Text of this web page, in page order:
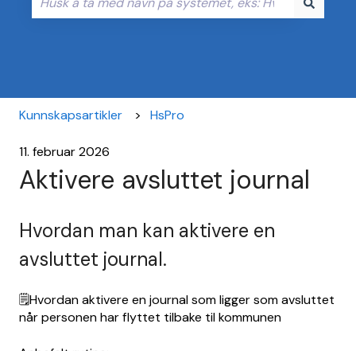
Kunnskapsartikler HsPro
11. februar 2026
Aktivere avsluttet journal
Hvordan man kan aktivere en
avsluttet journal.
🗒️Hvordan aktivere en journal som ligger som avsluttet
når personen har flyttet tilbake til kommunen